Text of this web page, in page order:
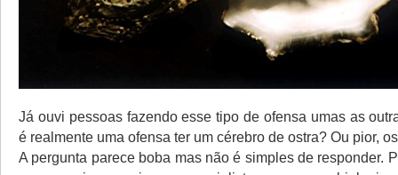
Já ouvi pessoas fazendo esse tipo de ofensa umas as
é realmente uma ofensa ter um cérebro de ostra? Ou pior,
A pergunta parece boba mas não é simples de responder.